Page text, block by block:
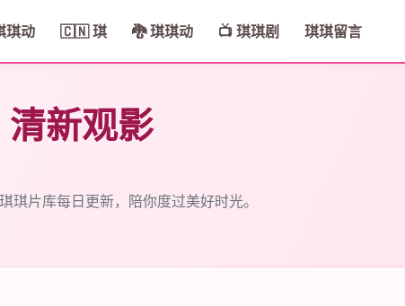
琪动 🇨🇳 琪 🐉 琪琪动 📺 琪琪剧 琪琪留言
清新观影
片库每日更新，陪你度过美好时光。